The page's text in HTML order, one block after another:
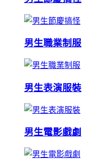
男生職業制服
男生表演服裝
男生電影戲劇